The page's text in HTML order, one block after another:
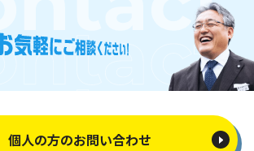
個人の方のお問い合わせ